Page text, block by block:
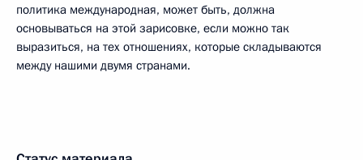
политика международная, может быть, должна
основываться на этой зарисовке, если можно так
выразиться, на тех отношениях, которые складываются
между нашими двумя странами.